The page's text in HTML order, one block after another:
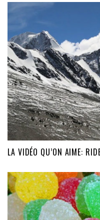
LA VIDÉO QU’ON AIME: